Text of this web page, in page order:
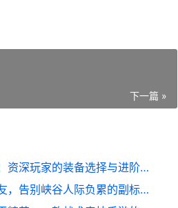
下一篇 »
王者荣耀出装教程：资深玩家的装备选择与进阶思路，副标题：从基础到精通的实战指南
**如何删除王者好友，告别峡谷人际负累的副标题**